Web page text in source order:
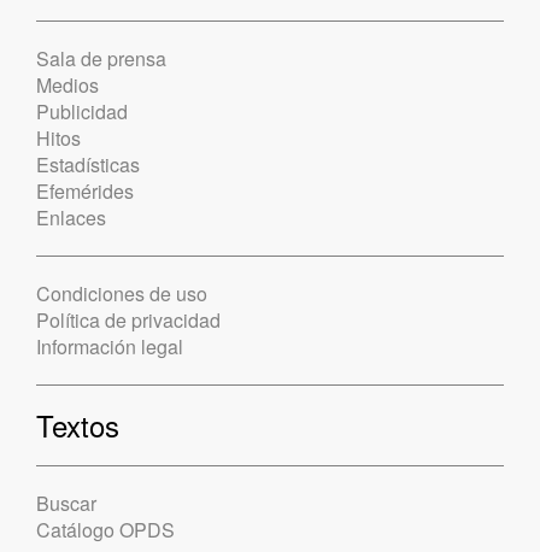
Sala de prensa
Medios
Publicidad
Hitos
Estadísticas
Efemérides
Enlaces
Condiciones de uso
Política de privacidad
Información legal
Textos
Buscar
Catálogo OPDS